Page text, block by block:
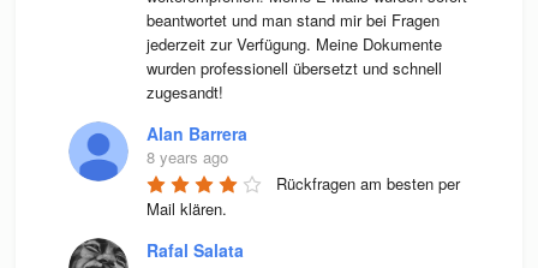
beantwortet und man stand mir bei Fragen
jederzeit zur Verfügung. Meine Dokumente
wurden professionell übersetzt und schnell
zugesandt!
Alan Barrera
8 years ago
Rückfragen am besten per
Mail klären.
Rafal Salata